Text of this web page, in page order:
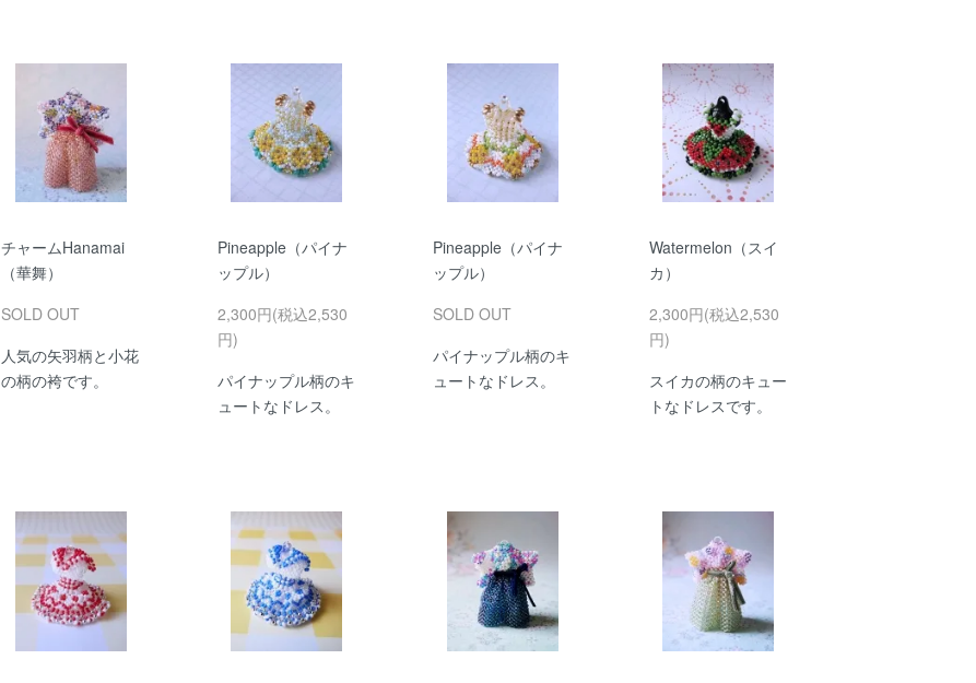
チャームHanamai
（華舞）
SOLD OUT
人気の矢羽柄と小花
の柄の袴です。
Pineapple（パイナ
ップル）
2,300円(税込2,530
円)
パイナップル柄のキ
ュートなドレス。
Pineapple（パイナ
ップル）
SOLD OUT
パイナップル柄のキ
ュートなドレス。
Watermelon（スイ
カ）
2,300円(税込2,530
円)
スイカの柄のキュー
トなドレスです。